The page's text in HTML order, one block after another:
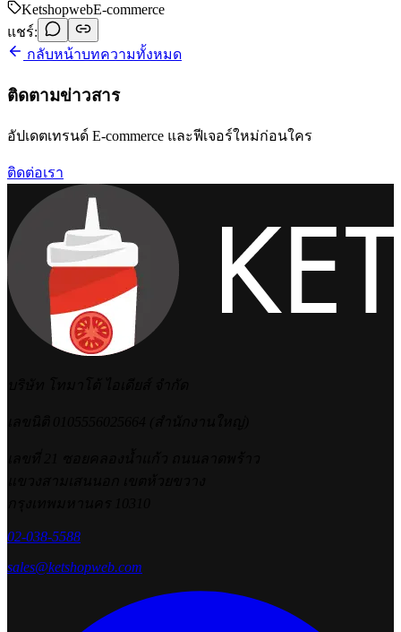
KetshopwebE-commerce
แชร์:
กลับหน้าบทความทั้งหมด
ติดตามข่าวสาร
อัปเดตเทรนด์ E-commerce และฟีเจอร์ใหม่ก่อนใคร
ติดต่อเรา
02-038-5588
sales@ketshopweb.com